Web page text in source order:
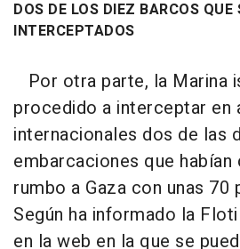
DOS DE LOS DIEZ BARCOS QUE
INTERCEPTADOS
Por otra parte, la Marina
procedido a interceptar en
internacionales dos de las
embarcaciones que habían
rumbo a Gaza con unas 70
Según ha informado la
en la web en la que se